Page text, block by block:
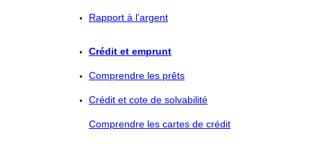
Rapport à l’argent
Crédit et emprunt
Comprendre les prêts
Crédit et cote de solvabilité
Comprendre les cartes de crédit